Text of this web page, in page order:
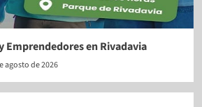
Emprendedores en Rivadavia
agosto de 2026